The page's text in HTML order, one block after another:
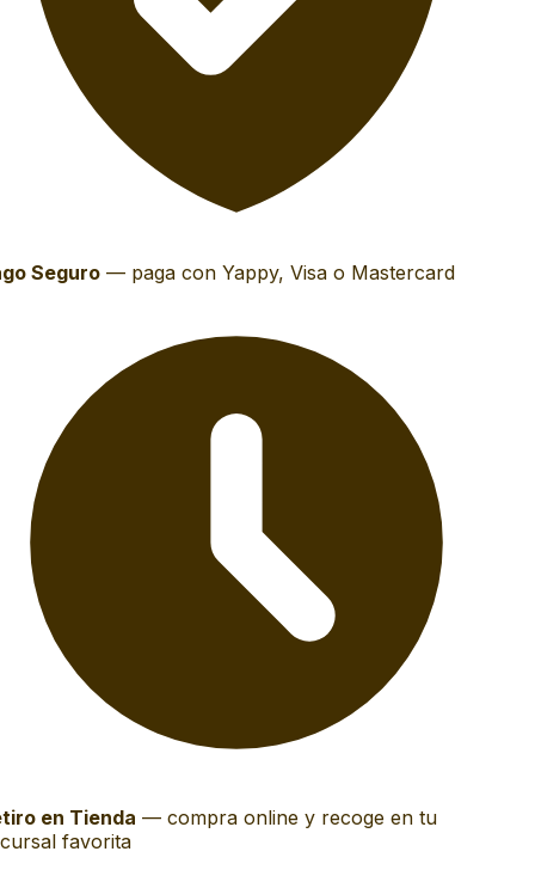
Seguro—paga con Yappy, Visa o Mastercard
en Tienda—compra online y recoge en tu
favorita